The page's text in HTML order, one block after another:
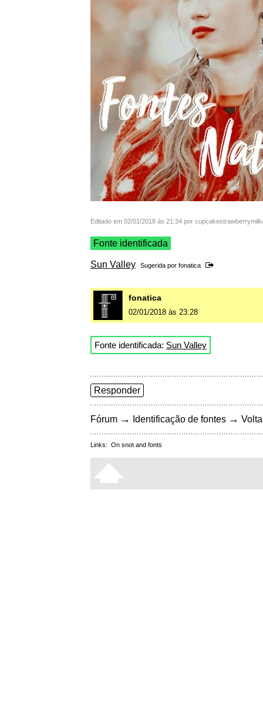
Editado em 02/01/2018 às 21:34 por
Fonte identificada
Sun Valley Sugerida por fonatica
fonatica
02/01/2018 às 23:28
Fonte identificada: Sun Valley
Responder
Fórum → Identificação de fontes →
Links: On snot and fonts